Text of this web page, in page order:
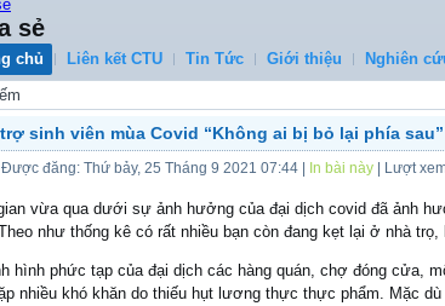
sẻ
chủ Liên kết CTU Tin Tức Giới thiệu Nghiên
sinh viên mùa Covid “Không ai bị bỏ lại phía sau”
Được đăng: Thứ bảy, 25 Tháng 9 2021 07:44 In bài này | Lượt
vừa qua dưới sự ảnh hưởng của đại dịch covid đã ảnh
như thống kê có rất nhiều bạn còn đang kẹt lại ở nhà
hình phức tạp của đại dịch các hàng quán, chợ đóng cửa,
nhiều khó khăn do thiếu hụt lương thực thực phẩm. Mặc